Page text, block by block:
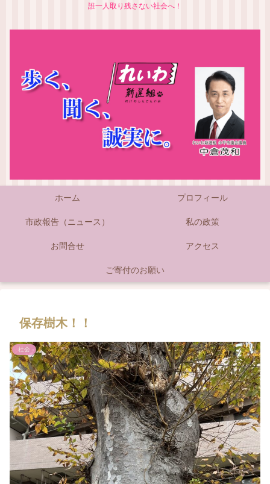
誰一人取り残さない社会へ！
ホーム プロフィール
市政報告（ニュース） 私の政策
お問合せ アクセス
ご寄付のお願い
保存樹木！！
社会